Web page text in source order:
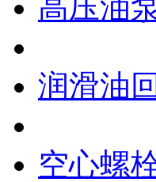
高压油
润滑油
空心螺